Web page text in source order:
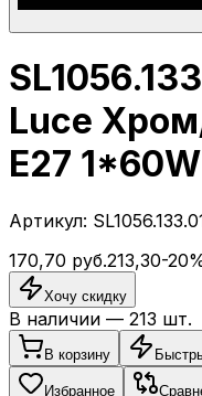
Luce
E27 1*60W
Артикул:
170,70 руб.213,30-20
Хочу скидку
В наличии — 213 шт.
В корзину
Избранное